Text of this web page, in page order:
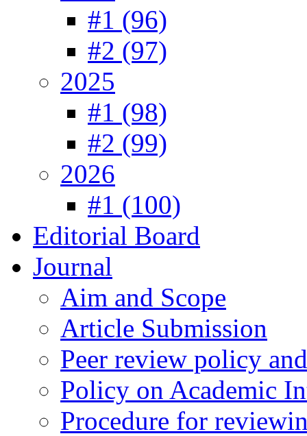
#1 (96)
#2 (97)
2025
#1 (98)
#2 (99)
2026
#1 (100)
Editorial Board
Journal
Aim and Scope
Article Submission
Peer review policy
Policy on Academic
Procedure for